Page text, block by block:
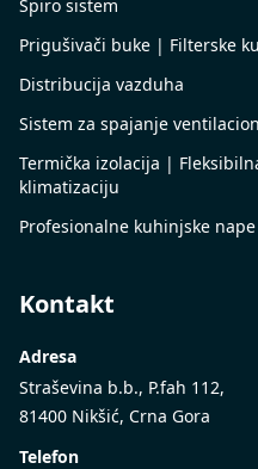
Spiro sistem
Prigušivači buke | Filterske
Distribucija vazduha
Sistem za spajanje
Termička izolacija |
klimatizaciju
Profesionalne kuhinjske
Kontakt
Adresa
Straševina b.b., P.fah 112,
81400 Nikšić, Crna Gora
Telefon